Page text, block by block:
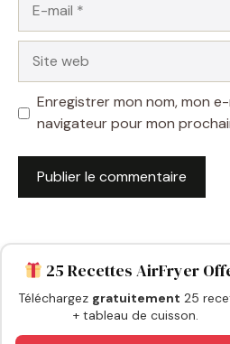
mail
web
Enregistrer mon nom, mon
navigateur pour mon
25 Recettes AirFryer
Téléchargez gratuitement 25
+ tableau de cuisson.